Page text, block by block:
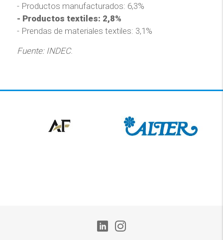
- Productos manufacturados: 6,3%
- Productos textiles: 2,8%
- Prendas de materiales textiles: 3,1%
Fuente: INDEC.